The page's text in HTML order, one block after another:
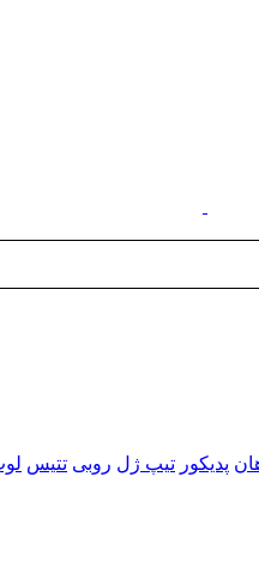
پدیکور تیپ ژل روبی تتیس